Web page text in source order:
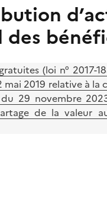
des
(loi n° 2017-
2019 relative à la
29 novembre
de la valeur